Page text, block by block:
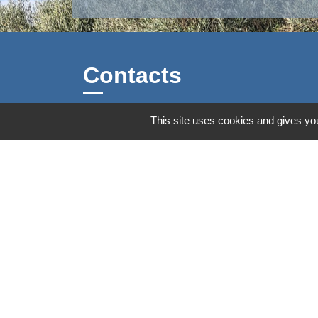
Contacts
Commune d'Aubord
1 Place de la Mairie
This site uses cookies and gives